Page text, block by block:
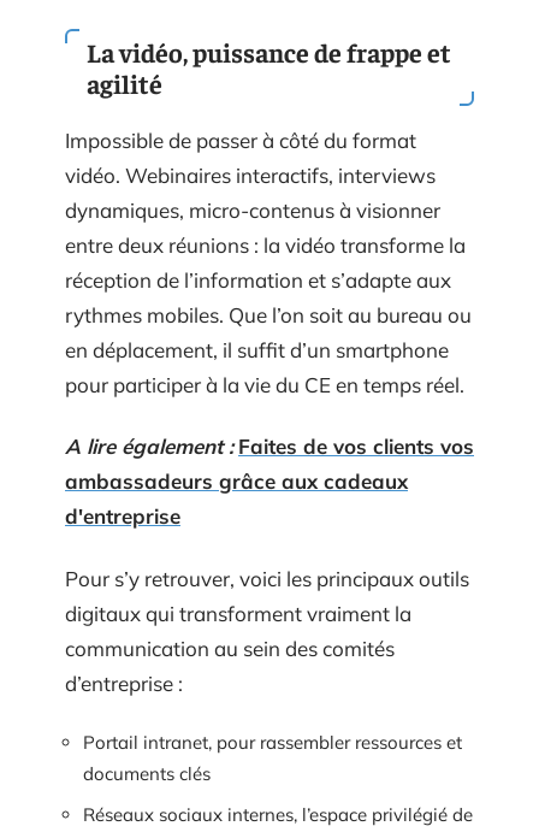
La vidéo, puissance de frappe et
agilité
Impossible de passer à côté du format
vidéo. Webinaires interactifs, interviews
dynamiques, micro-contenus à visionner
entre deux réunions : la vidéo transforme la
réception de l’information et s’adapte aux
rythmes mobiles. Que l’on soit au bureau ou
en déplacement, il suffit d’un smartphone
pour participer à la vie du CE en temps réel.
A lire également : Faites de vos clients vos
ambassadeurs grâce aux cadeaux
d'entreprise
Pour s’y retrouver, voici les principaux outils
digitaux qui transforment vraiment la
communication au sein des comités
d’entreprise :
Portail intranet, pour rassembler ressources et
documents clés
Réseaux sociaux internes, l’espace privilégié de